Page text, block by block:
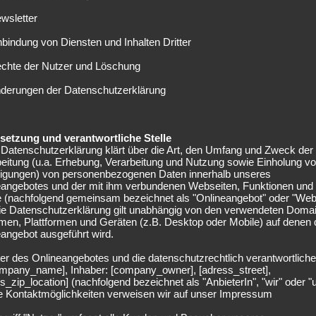
geht voran und besticht mit Dribblings und
Gruppenphase eine der prägendsten Figuren im
einem Vertrag bis 2026 samt Ausstiegsklausel in Höhe
Borussia
von Diensten und Inhalten Dritter
der Nutzer und Löschung
der Datenschutzerklärung
und verantwortliche Stelle
klärt über die Art, den Umfang und Zweck der
(u.a. Erhebung, Verarbeitung und Nutzung sowie Einholung
von personenbezogenen Daten innerhalb unseres
und der mit ihm verbundenen Webseiten, Funktionen und
(nachfolgend gemeinsam bezeichnet als "Onlineangebot" oder
Datenschutzerklärung gilt unabhängig von den verwendeten
Plattformen und Geräten (z.B. Desktop oder Mobile) auf denen
ausgeführt wird.
des Onlineangebotes und die datenschutzrechtlich
Inhaber: [company_owner], [adress_street],
(nachfolgend bezeichnet als "AnbieterIn", "wir" oder
Kontaktmöglichkeiten verweisen wir auf unser Impressum